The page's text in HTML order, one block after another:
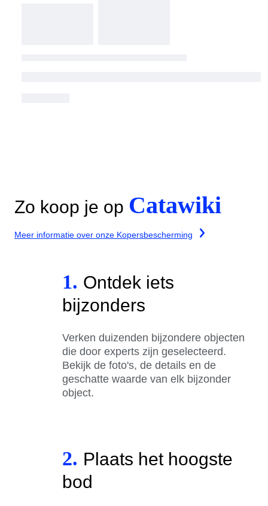
Zo koop je op Catawiki
Meer informatie over onze Kopersbescherming
1. Ontdek iets
bijzonders
Verken duizenden bijzondere objecten
die door experts zijn geselecteerd.
Bekijk de foto's, de details en de
geschatte waarde van elk bijzonder
object.
2. Plaats het hoogste
bod